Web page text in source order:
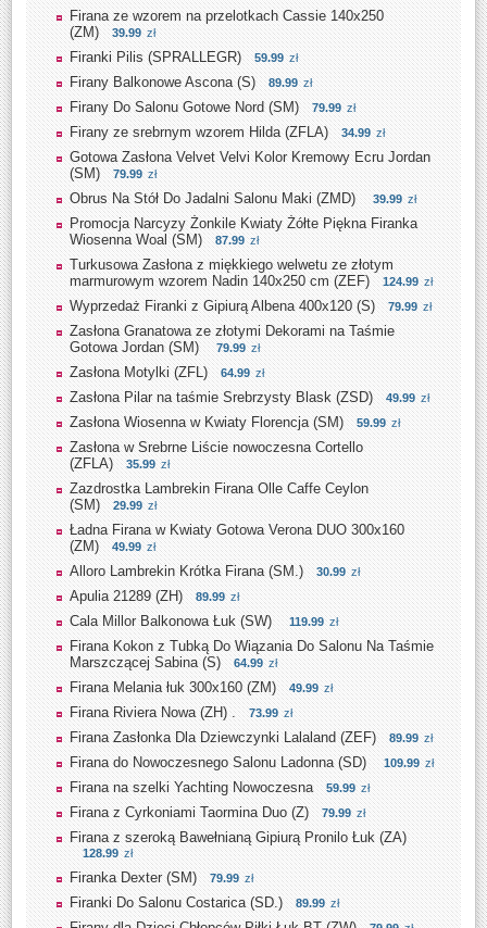
Firana ze wzorem na przelotkach Cassie 140x250
(ZM)
39.99 zł
Firanki Pilis (SPRALLEGR) 59.99 zł
Firany Balkonowe Ascona (S) 89.99 zł
Firany Do Salonu Gotowe Nord (SM) 79.99 zł
Firany ze srebrnym wzorem Hilda (ZFLA) 34.99 zł
Gotowa Zasłona Velvet Velvi Kolor Kremowy Ecru Jordan
(SM)
79.99 zł
Obrus Na Stół Do Jadalni Salonu Maki (ZMD) 39.99 zł
Promocja Narcyzy Żonkile Kwiaty Żółte Piękna Firanka
Wiosenna Woal (SM)
87.99 zł
Turkusowa Zasłona z miękkiego welwetu ze złotym
marmurowym wzorem Nadin 140x250 cm (ZEF)
124.99 zł
Wyprzedaż Firanki z Gipiurą Albena 400x120 (S) 79.99 zł
Zasłona Granatowa ze złotymi Dekorami na Taśmie
Gotowa Jordan (SM)
79.99 zł
Zasłona Motylki (ZFL) 64.99 zł
Zasłona Pilar na taśmie Srebrzysty Blask (ZSD) 49.99 zł
Zasłona Wiosenna w Kwiaty Florencja (SM) 59.99 zł
Zasłona w Srebrne Liście nowoczesna Cortello
(ZFLA)
35.99 zł
Zazdrostka Lambrekin Firana Olle Caffe Ceylon
(SM)
29.99 zł
Ładna Firana w Kwiaty Gotowa Verona DUO 300x160
(ZM)
49.99 zł
Alloro Lambrekin Krótka Firana (SM.) 30.99 zł
Apulia 21289 (ZH) 89.99 zł
Cala Millor Balkonowa Łuk (SW) 119.99 zł
Firana Kokon z Tubką Do Wiązania Do Salonu Na Taśmie
Marszczącej Sabina (S)
64.99 zł
Firana Melania łuk 300x160 (ZM) 49.99 zł
Firana Riviera Nowa (ZH) . 73.99 zł
Firana Zasłonka Dla Dziewczynki Lalaland (ZEF) 89.99 zł
Firana do Nowoczesnego Salonu Ladonna (SD) 109.99 zł
Firana na szelki Yachting Nowoczesna 59.99 zł
Firana z Cyrkoniami Taormina Duo (Z) 79.99 zł
Firana z szeroką Bawełnianą Gipiurą Pronilo Łuk (ZA)
128.99 zł
Firanka Dexter (SM) 79.99 zł
Firanki Do Salonu Costarica (SD.) 89.99 zł